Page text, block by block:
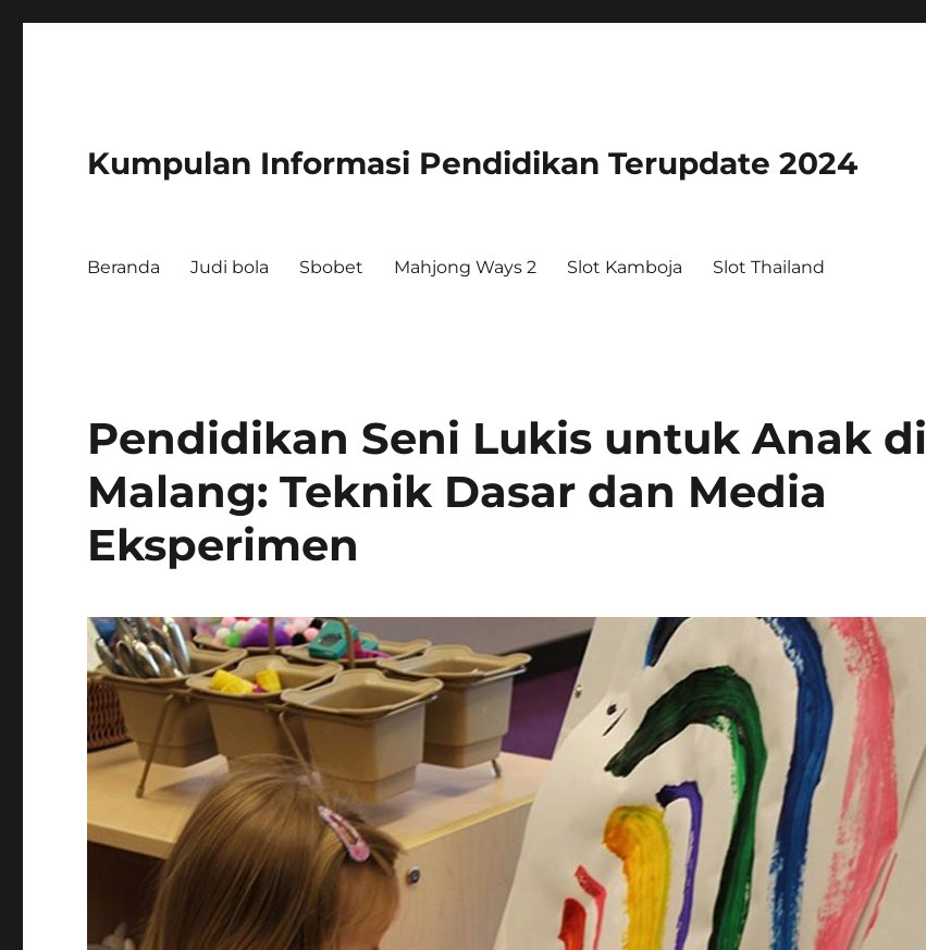
Kumpulan Informasi Pendidikan Terupdate 2024
Beranda Judi bola Sbobet Mahjong Ways 2 Slot Kamboja Slot Thailand
Pendidikan Seni Lukis untuk Anak di
Malang: Teknik Dasar dan Media
Eksperimen